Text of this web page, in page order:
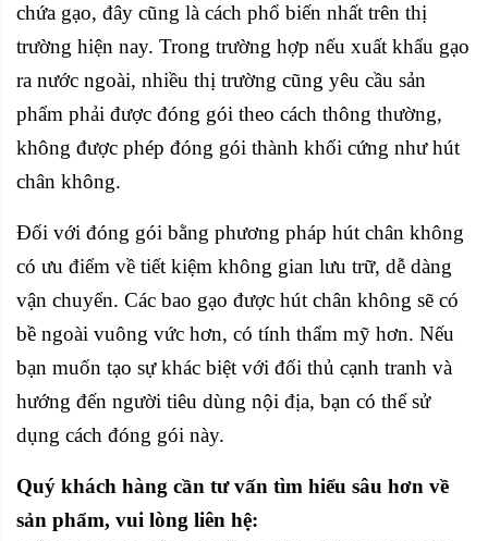
chứa gạo, đây cũng là cách phổ biến nhất trên thị
trường hiện nay. Trong trường hợp nếu xuất khẩu gạo
ra nước ngoài, nhiều thị trường cũng yêu cầu sản
phẩm phải được đóng gói theo cách thông thường,
không được phép đóng gói thành khối cứng như hút
chân không.
Đối với đóng gói bằng phương pháp hút chân không
có ưu điểm về tiết kiệm không gian lưu trữ, dễ dàng
vận chuyển. Các bao gạo được hút chân không sẽ có
bề ngoài vuông vức hơn, có tính thẩm mỹ hơn. Nếu
bạn muốn tạo sự khác biệt với đối thủ cạnh tranh và
hướng đến người tiêu dùng nội địa, bạn có thể sử
dụng cách đóng gói này.
Quý khách hàng cần tư vấn tìm hiểu sâu hơn về
sản phẩm, vui lòng liên hệ: